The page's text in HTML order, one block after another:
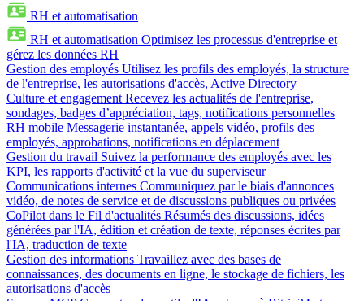
RH et automatisation
RH et automatisation Optimisez les processus d'entreprise et
gérez les données RH
Gestion des employés Utilisez les profils des employés, la structure
de l'entreprise, les autorisations d'accès, Active Directory
Culture et engagement Recevez les actualités de l'entreprise,
sondages, badges d’appréciation, tags, notifications personnelles
RH mobile Messagerie instantanée, appels vidéo, profils des
employés, approbations, notifications en déplacement
Gestion du travail Suivez la performance des employés avec les
KPI, les rapports d'activité et la vue du superviseur
Communications internes Communiquez par le biais d'annonces
vidéo, de notes de service et de discussions publiques ou privées
CoPilot dans le Fil d'actualités Résumés des discussions, idées
générées par l'IA, édition et création de texte, réponses écrites par
l'IA, traduction de texte
Gestion des informations Travaillez avec des bases de
connaissances, des documents en ligne, le stockage de fichiers, les
autorisations d'accès